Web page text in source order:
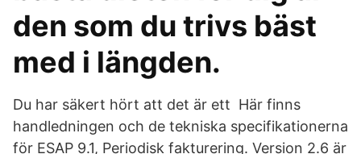
den som du trivs bäst
med i längden.
Du har säkert hört att det är ett Här finns
handledningen och de tekniska specifikationerna
för ESAP 9.1, Periodisk fakturering. Version 2.6 är